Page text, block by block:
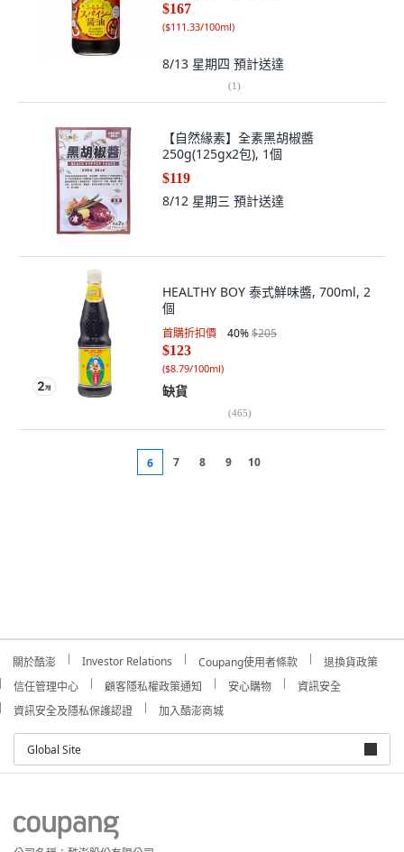
$167
($111.33/100ml)
8/13 星期四 預計送達
(1)
【自然緣素】全素黑胡椒醬
250g(125gx2包), 1個
$119
8/12 星期三 預計送達
HEALTHY BOY 泰式鮮味醬, 700ml, 2
個
首購折扣價 40%$205
$123
($8.79/100ml)
缺貨
(465)
6 7 8 9 10
關於酷澎 Investor Relations Coupang使用者條款
退換貨政策
信任管理中心
顧客隱私權政策通知 安心購物
資訊安全
資訊安全及隱私保護認證
加入酷澎商城
Global Site